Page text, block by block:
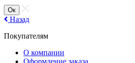
Ок
Назад
Покупателям
О компании
Оформление заказа